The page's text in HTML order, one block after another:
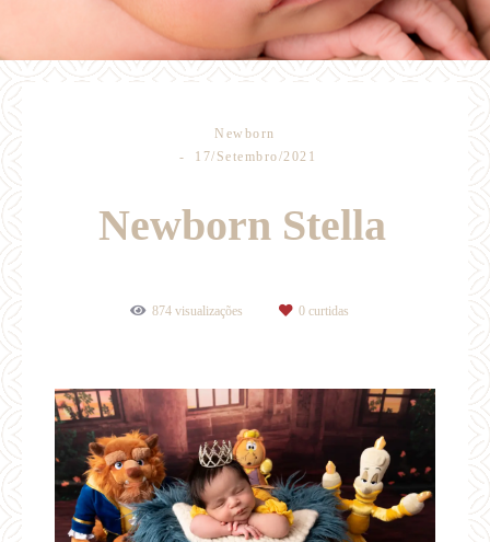
Newborn
17/Setembro/2021
Newborn Stella
874 visualizações 0 curtidas